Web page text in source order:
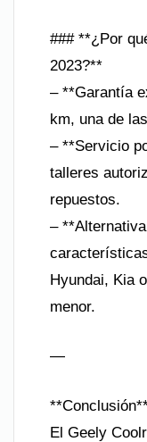
### **¿Por
2023?**
– **Garantía
km, una de
– **Servicio
talleres
repuestos.
–
Hyundai, Kia
menor.
—
El Geely